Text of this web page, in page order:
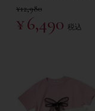
¥12,980
¥6,490 税込